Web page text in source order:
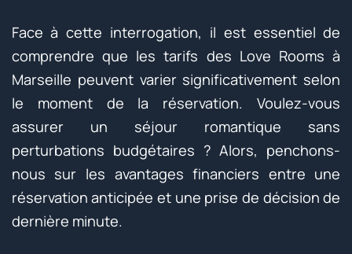
Face à cette interrogation, il est essentiel de
comprendre que les tarifs des Love Rooms à
Marseille peuvent varier significativement selon
le moment de la réservation. Voulez-vous
assurer un séjour romantique sans
perturbations budgétaires ? Alors, penchons-
nous sur les avantages financiers entre une
réservation anticipée et une prise de décision de
dernière minute.